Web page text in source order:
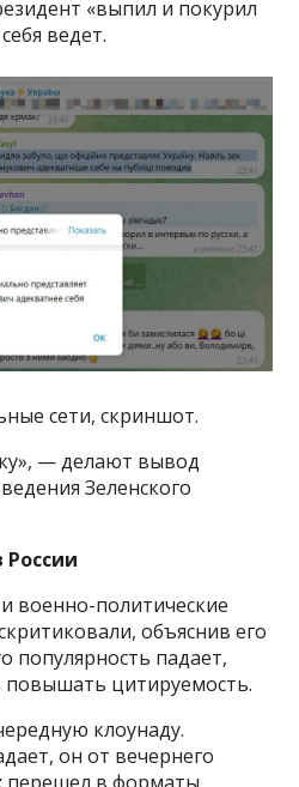
«выпил и покурил
ведет.
сети, скриншот.
— делают вывод
Зеленского
России
военно-политические
объяснив его
популярность падает,
повышать цитируемость.
клоунаду.
он от вечернего